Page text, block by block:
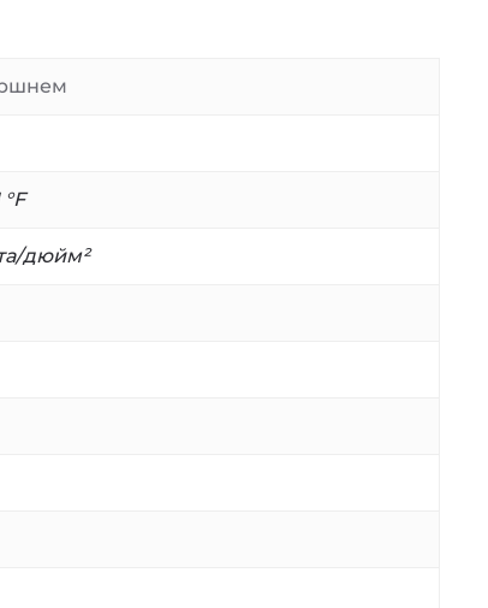
°F
дюйм²